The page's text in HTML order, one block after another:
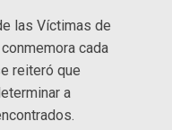
las Víctimas de
cada
reiteró que
a